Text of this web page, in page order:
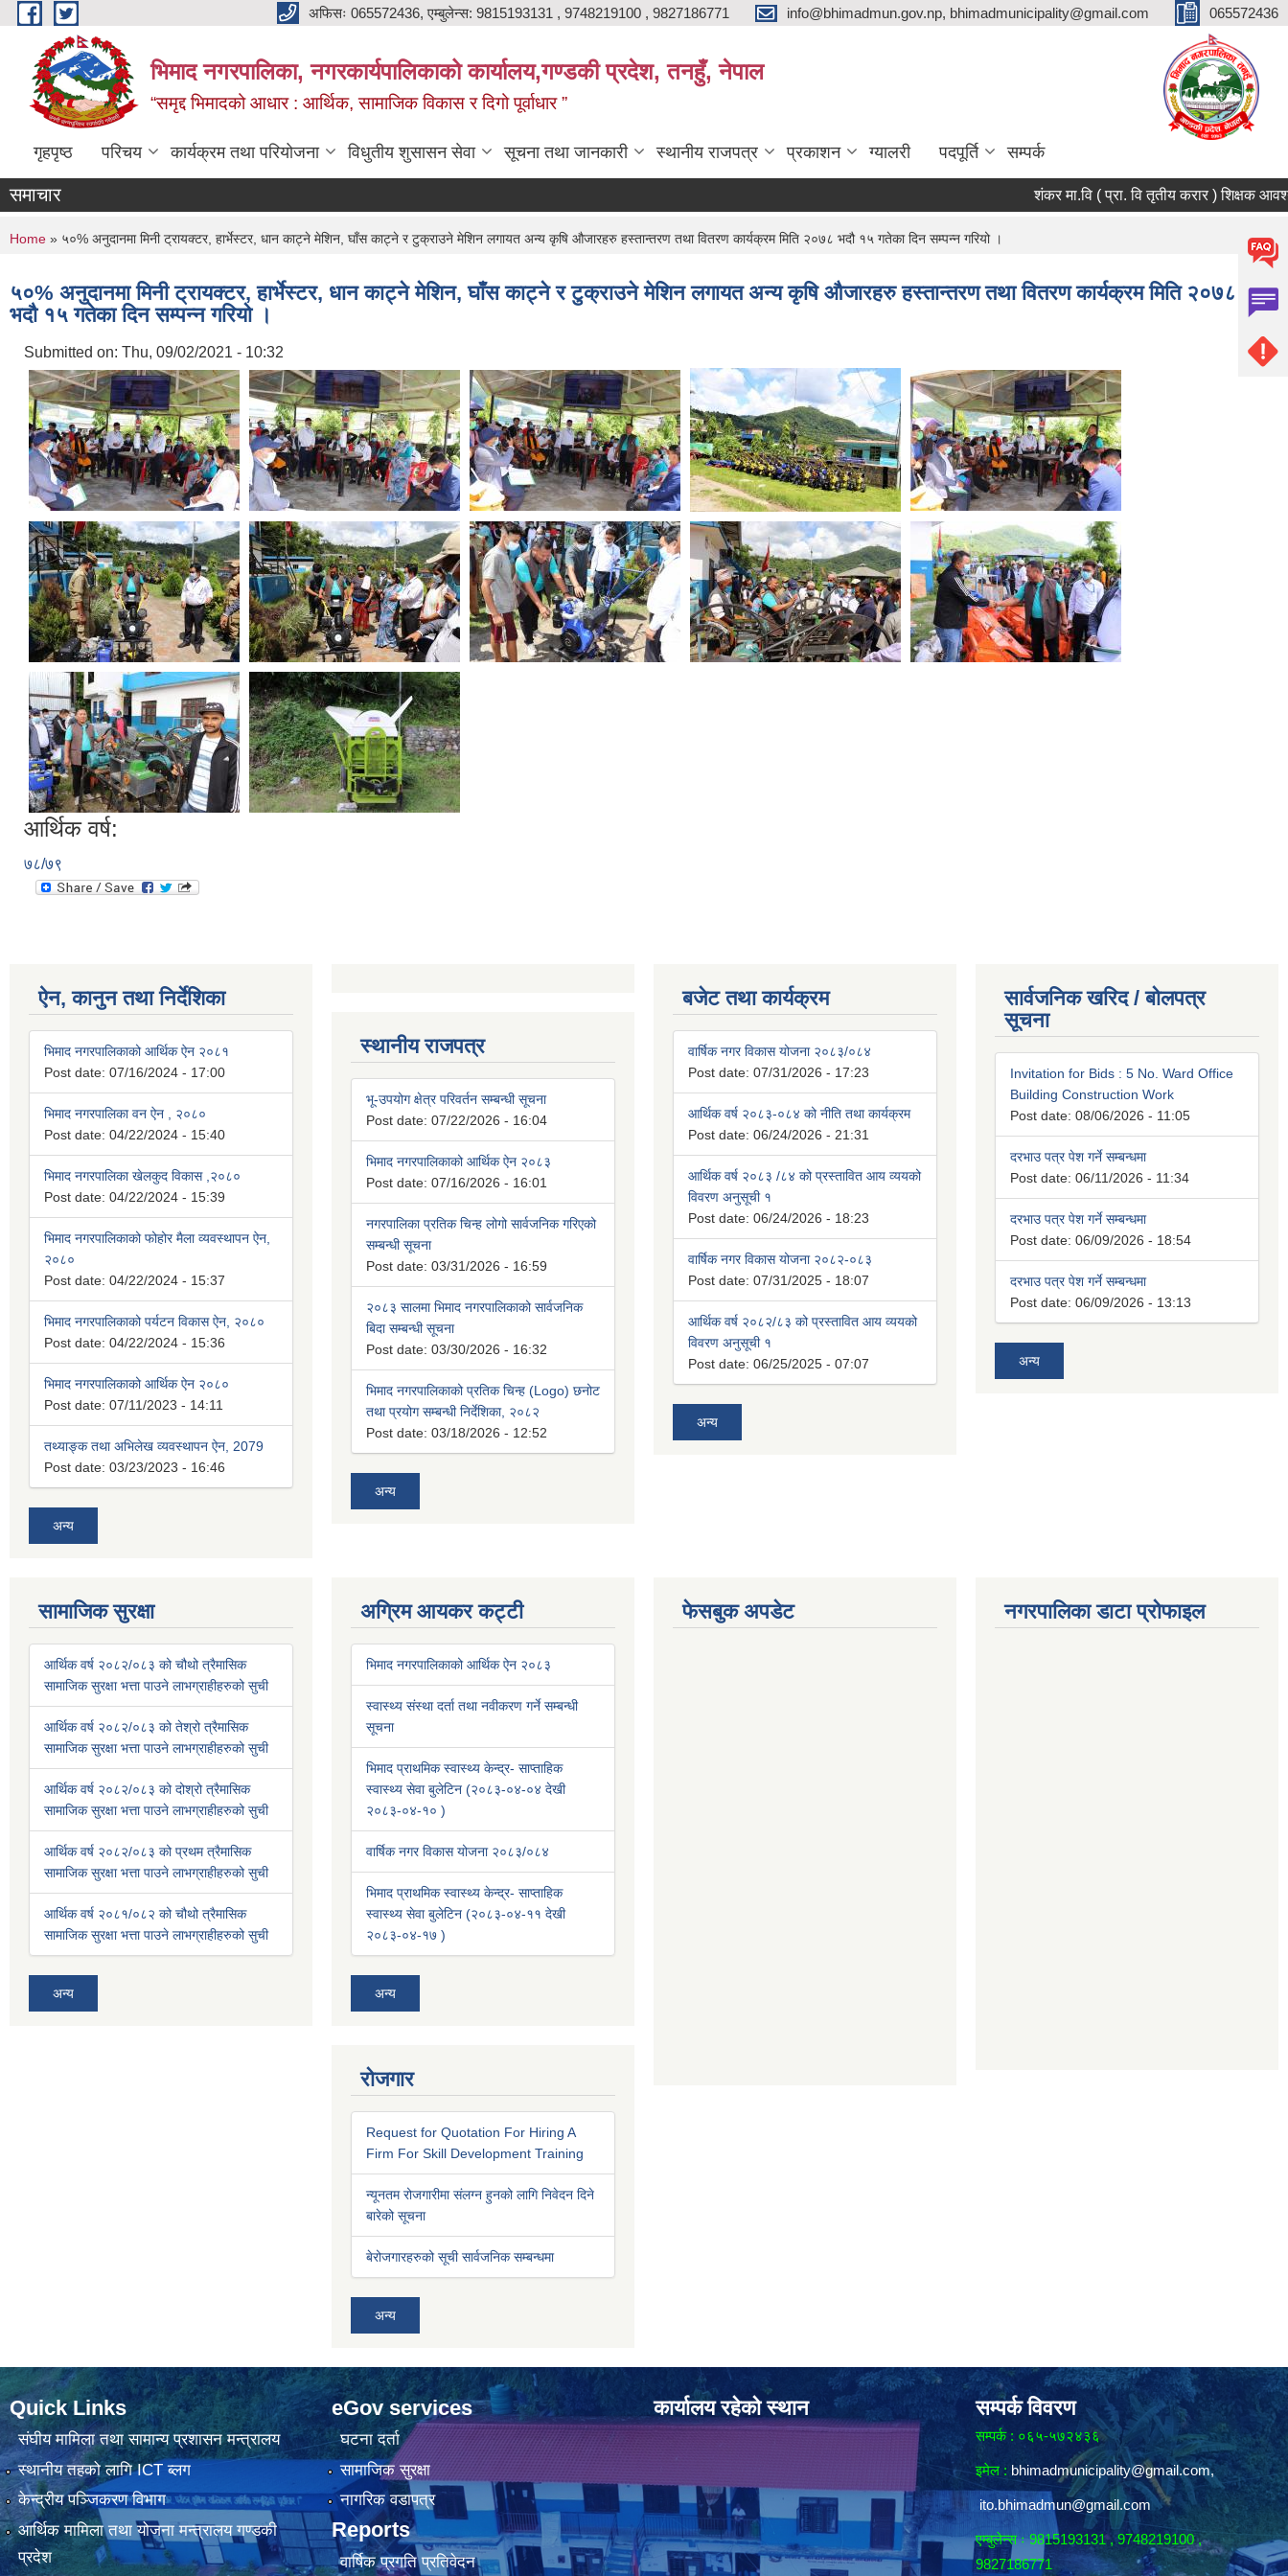
Skip to main content अफिसः 065572436, ‍‍एम्बुलेन्स: 9815193131 , 9748219100 , 9827186771 info@bhimadmun.gov.np, bhimadmunicipality@gmail.com 065572436
भिमाद नगरपालिका, नगरकार्यपालिकाको कार्यालय,गण्डकी प्रदेश, तनहुँ, नेपाल
“समृद्द भिमादको आधार : आर्थिक, सामाजिक विकास र दिगो पूर्वाधार ”
गृहपृष्ठ परिचय कार्यक्रम तथा परियोजना विधुतीय शुसासन सेवा सूचना तथा जानकारी स्थानीय राजपत्र प्रकाशन ग्यालरी पदपूर्ति सम्पर्क
समाचार शंकर मा.वि ( प्रा. वि तृतीय करार ) शिक्षक आवश्यकता
You are here
Home » ५०% अनुदानमा मिनी ट्रायक्टर, हार्भेस्टर, धान काट्ने मेशिन, घाँस काट्ने र टुक्राउने मेशिन लगायत अन्य कृषि औजारहरु हस्तान्तरण तथा वितरण कार्यक्रम मिति २०७८ भदौ १५ गतेका दिन सम्पन्न गरियो ।
५०% अनुदानमा मिनी ट्रायक्टर, हार्भेस्टर, धान काट्ने मेशिन, घाँस काट्ने र टुक्राउने मेशिन लगायत अन्य कृषि औजारहरु हस्तान्तरण तथा वितरण कार्यक्रम मिति २०७८
भदौ १५ गतेका दिन सम्पन्न गरियो ।
Submitted on: Thu, 09/02/2021 - 10:32
आर्थिक वर्ष:
७८/७९
ऐन, कानुन तथा निर्देशिका
भिमाद नगरपालिकाको आर्थिक ऐन २०८१
Post date: 07/16/2024 - 17:00
भिमाद नगरपालिका वन ऐन , २०८०
Post date: 04/22/2024 - 15:40
भिमाद नगरपालिका खेलकुद विकास ,२०८०
Post date: 04/22/2024 - 15:39
भिमाद नगरपालिकाको फोहोर मैला व्यवस्थापन ऐन,
२०८०
Post date: 04/22/2024 - 15:37
भिमाद नगरपालिकाको पर्यटन विकास ऐन, २०८०
Post date: 04/22/2024 - 15:36
भिमाद नगरपालिकाको आर्थिक ऐन २०८०
Post date: 07/11/2023 - 14:11
तथ्याङ्क तथा अभिलेख व्यवस्थापन ऐन, 2079
Post date: 03/23/2023 - 16:46
अन्य
स्थानीय राजपत्र
भू-उपयोग क्षेत्र परिवर्तन सम्बन्धी सूचना
Post date: 07/22/2026 - 16:04
भिमाद नगरपालिकाको आर्थिक ऐन २०८३
Post date: 07/16/2026 - 16:01
नगरपालिका प्रतिक चिन्ह लोगो सार्वजनिक गरिएको
सम्बन्धी सूचना
Post date: 03/31/2026 - 16:59
२०८३ सालमा भिमाद नगरपालिकाको सार्वजनिक
बिदा सम्बन्धी सूचना
Post date: 03/30/2026 - 16:32
भिमाद नगरपालिकाको प्रतिक चिन्ह (Logo) छनोट
तथा प्रयोग सम्बन्धी निर्देशिका, २०८२
Post date: 03/18/2026 - 12:52
अन्य
बजेट तथा कार्यक्रम
वार्षिक नगर विकास योजना २०८३/०८४
Post date: 07/31/2026 - 17:23
आर्थिक वर्ष २०८३-०८४ को नीति तथा कार्यक्रम
Post date: 06/24/2026 - 21:31
आर्थिक वर्ष २०८३ /८४ को प्रस्तावित आय व्ययको
विवरण अनुसूची १
Post date: 06/24/2026 - 18:23
वार्षिक नगर विकास योजना २०८२-०८३
Post date: 07/31/2025 - 18:07
आर्थिक वर्ष २०८२/८३ को प्रस्तावित आय व्ययको
विवरण अनुसूची १
Post date: 06/25/2025 - 07:07
अन्य
सार्वजनिक खरिद / बोलपत्र
सूचना
Invitation for Bids : 5 No. Ward Office
Building Construction Work
Post date: 08/06/2026 - 11:05
दरभाउ पत्र पेश गर्ने सम्बन्धमा
Post date: 06/11/2026 - 11:34
दरभाउ पत्र पेश गर्ने सम्बन्धमा
Post date: 06/09/2026 - 18:54
दरभाउ पत्र पेश गर्ने सम्बन्धमा
Post date: 06/09/2026 - 13:13
अन्य
सामाजिक सुरक्षा
आर्थिक वर्ष २०८२/०८३ को चौथो त्रैमासिक
सामाजिक सुरक्षा भत्ता पाउने लाभग्राहीहरुको सुची
आर्थिक वर्ष २०८२/०८३ को तेश्रो त्रैमासिक
सामाजिक सुरक्षा भत्ता पाउने लाभग्राहीहरुको सुची
आर्थिक वर्ष २०८२/०८३ को दोश्रो त्रैमासिक
सामाजिक सुरक्षा भत्ता पाउने लाभग्राहीहरुको सुची
आर्थिक वर्ष २०८२/०८३ को प्रथम त्रैमासिक
सामाजिक सुरक्षा भत्ता पाउने लाभग्राहीहरुको सुची
आर्थिक वर्ष २०८१/०८२ को चौथो त्रैमासिक
सामाजिक सुरक्षा भत्ता पाउने लाभग्राहीहरुको सुची
अन्य
अग्रिम आयकर कट्टी
भिमाद नगरपालिकाको आर्थिक ऐन २०८३
स्वास्थ्य संस्था दर्ता तथा नवीकरण गर्ने सम्बन्धी
सूचना
भिमाद प्राथमिक स्वास्थ्य केन्द्र- साप्ताहिक
स्वास्थ्य सेवा बुलेटिन (२०८३-०४-०४ देखी
२०८३-०४-१० )
वार्षिक नगर विकास योजना २०८३/०८४
भिमाद प्राथमिक स्वास्थ्य केन्द्र- साप्ताहिक
स्वास्थ्य सेवा बुलेटिन (२०८३-०४-११ देखी
२०८३-०४-१७ )
अन्य
रोजगार
Request for Quotation For Hiring A
Firm For Skill Development Training
न्यूनतम रोजगारीमा संलग्न हुनको लागि निवेदन दिने
बारेको सूचना
बेरोजगारहरुको सूची सार्वजनिक सम्बन्धमा
अन्य
फेसबुक अपडेट नगरपालिका डाटा प्रोफाइल
Quick Links
संघीय मामिला तथा सामान्य प्रशासन मन्त्रालय
स्थानीय तहको लागि ICT ब्लग
केन्द्रीय पञ्जिकरण विभाग
आर्थिक मामिला तथा योजना मन्त्रालय गण्डकी
प्रदेश
eGov services
घटना दर्ता
सामाजिक सुरक्षा
नागरिक वडापत्र
Reports
वार्षिक प्रगति प्रतिवेदन
कार्यालय रहेको स्थान सम्पर्क विवरण
सम्पर्क : ०६५-५७२४३६
इमेल : bhimadmunicipality@gmail.com,
ito.bhimadmun@gmail.com
एम्बुलेन्स ः 9815193131 , 9748219100 ,
9827186771